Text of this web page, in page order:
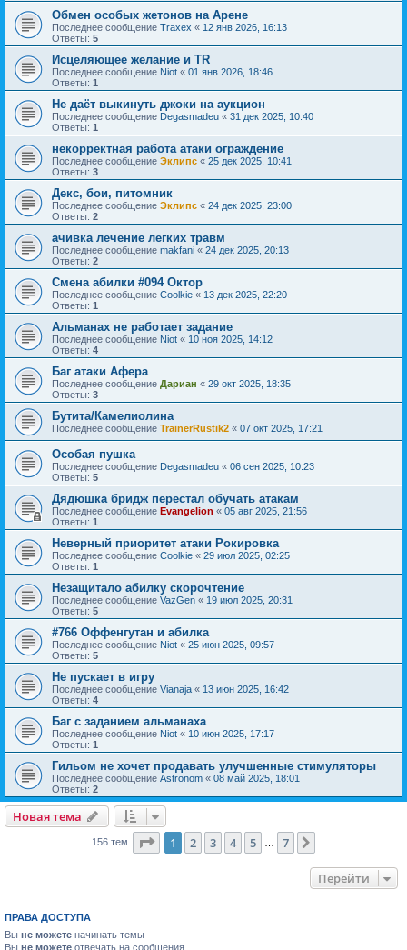
Обмен особых жетонов на Арене
Последнее сообщение Traxex « 12 янв 2026, 16:13
Ответы: 5
Исцеляющее желание и TR
Последнее сообщение Niot « 01 янв 2026, 18:46
Ответы: 1
Не даёт выкинуть джоки на аукцион
Последнее сообщение Degasmadeu « 31 дек 2025, 10:40
Ответы: 1
некорректная работа атаки ограждение
Последнее сообщение Эклипс « 25 дек 2025, 10:41
Ответы: 3
Декс, бои, питомник
Последнее сообщение Эклипс « 24 дек 2025, 23:00
Ответы: 2
ачивка лечение легких травм
Последнее сообщение makfani « 24 дек 2025, 20:13
Ответы: 2
Смена абилки #094 Октор
Последнее сообщение Coolkie « 13 дек 2025, 22:20
Ответы: 1
Альманах не работает задание
Последнее сообщение Niot « 10 ноя 2025, 14:12
Ответы: 4
Баг атаки Афера
Последнее сообщение Дариан « 29 окт 2025, 18:35
Ответы: 3
Бутита/Камелиолина
Последнее сообщение TrainerRustik2 « 07 окт 2025, 17:21
Особая пушка
Последнее сообщение Degasmadeu « 06 сен 2025, 10:23
Ответы: 5
Дядюшка бридж перестал обучать атакам
Последнее сообщение Evangelion « 05 авг 2025, 21:56
Ответы: 1
Неверный приоритет атаки Рокировка
Последнее сообщение Coolkie « 29 июл 2025, 02:25
Ответы: 1
Незащитало абилку скорочтение
Последнее сообщение VazGen « 19 июл 2025, 20:31
Ответы: 5
#766 Оффенгутан и абилка
Последнее сообщение Niot « 25 июн 2025, 09:57
Ответы: 5
Не пускает в игру
Последнее сообщение Vianaja « 13 июн 2025, 16:42
Ответы: 4
Баг с заданием альманаха
Последнее сообщение Niot « 10 июн 2025, 17:17
Ответы: 1
Гильом не хочет продавать улучшенные стимуляторы
Последнее сообщение Astronom « 08 май 2025, 18:01
Ответы: 2
Новая тема
156 тем Страница из
1 2 3 4 5 7
Перейти
ПРАВА ДОСТУПА
Вы не можете начинать темы
Вы не можете отвечать на сообщения